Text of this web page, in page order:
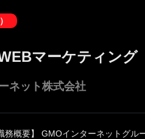
マーケティング
ネット株式会社
務概要】 GMOインターネットグ